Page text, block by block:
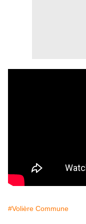
#Volière Commune